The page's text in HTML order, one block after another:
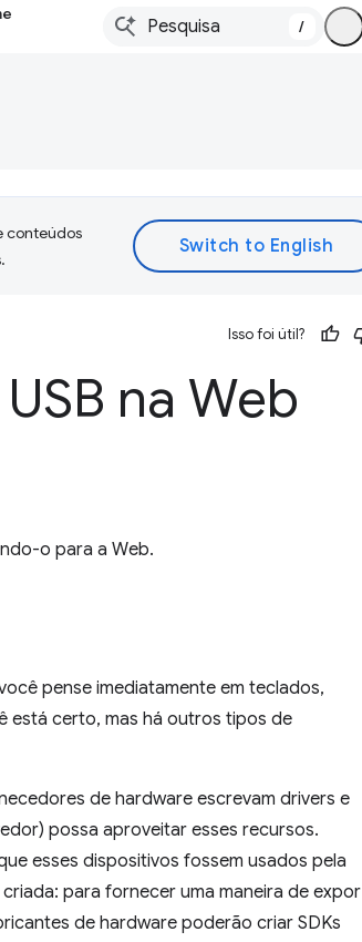
/
conteúdos
Isso foi útil?
na Web
o para a Web.
pense imediatamente em teclados,
está certo, mas há outros tipos de
de hardware escrevam drivers e
possa aproveitar esses recursos.
esses dispositivos fossem usados pela
para fornecer uma maneira de expor
de hardware poderão criar SDKs